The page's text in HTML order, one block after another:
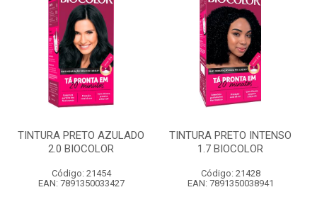
TINTURA PRETO AZULADO
2.0 BIOCOLOR
Código: 21454
EAN: 7891350033427
TINTURA PRETO INTENSO
1.7 BIOCOLOR
Código: 21428
EAN: 7891350038941